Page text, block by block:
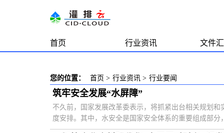
首页 行业资讯 文件
您的位置： 首页 > 行业资讯 > 行业要闻
筑牢安全发展“水屏障”
不久前，国家发展改革委表示，将抓紧出台相关规划
度安排。其中，水安全是国家安全体系的重要组成部分